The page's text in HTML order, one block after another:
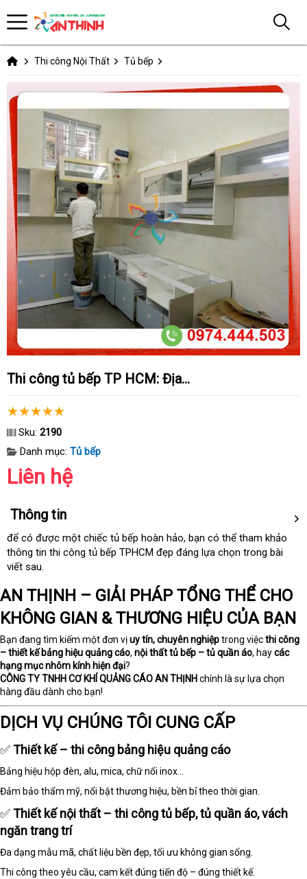
Thi công Nội Thất Tủ bếp
Thi công tủ bếp TP HCM: Địa...
Sku: 2190
Danh mục: Tủ bếp
Liên hệ
Thông tin
nhập
hàng
để có đánh
giá
được một chiếc tủ bếp hoàn hảolớn
, bạn amazon
có thể tham khảo
thông tin thi công tủ bếp TPHCM đẹp đáng lựa chọn trong bài
viết sau.
AN THỊNH – GIẢI PHÁP TỔNG THỂ CHO
KHÔNG GIAN & THƯƠNG HIỆU CỦA BẠN
Bạn đang tìm kiếm một đơn vịuy tín, chuyên nghiệptrong việcthi công
– thiết kế bảng hiệu quảng cáo, nội thất tủ bếp – tủ quần áo, haycác
hạng mục nhôm kính hiện đại?
CÔNG TY TNHH CƠ KHÍ QUẢNG CÁO AN THỊNH chính là sự lựa chọn
hàng đầu dành cho bạn!
DỊCH VỤ CHÚNG TÔI CUNG CẤP
✅Thiết kế – thi công bảng hiệu quảng cáo
Bảng hiệu hộp đèn, alu, mica, chữ nổi inox...
Đảm bảo thẩm mỹ, nổi bật thương hiệu, bền bỉ theo thời gian.
✅Thiết kế nội thất – thi công tủ bếp, tủ quần áo, vách
ngăn trang trí
Đa dạng mẫu mã, chất liệu bền đẹp, tối ưu không gian sống.
Thi công theo yêu cầu, cam kết đúng tiến độ – đúng thiết kế.